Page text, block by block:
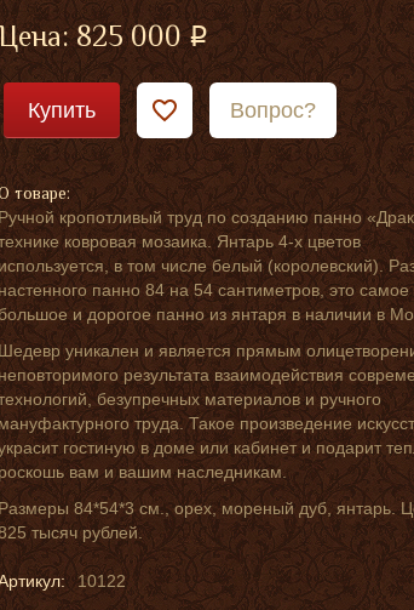
825 000
Купить Вопрос?
товаре:
кропотливый труд по созданию панно
ковровая мозаика. Янтарь 4-х цветов
в том числе белый (королевский).
настенного панно 84 на 54 сантиметров, это самое
большое и дорогое панно из янтаря в наличии в
уникален и является прямым
результата взаимодействия
безупречных материалов и ручного
труда. Такое произведение
гостиную в доме или кабинет и подарит
вам и вашим наследникам.
84*54*3 см., орех, мореный дуб, янтарь.
тысяч рублей.
10122